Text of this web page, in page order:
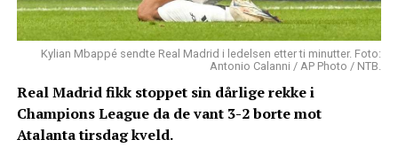
Kylian Mbappé sendte Real Madrid i ledelsen etter ti minutter. Foto:
Antonio Calanni / AP Photo / NTB.
Real Madrid fikk stoppet sin dårlige rekke i
Champions League da de vant 3-2 borte mot
Atalanta tirsdag kveld.